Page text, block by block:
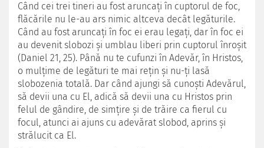
Când cei trei tineri au fost aruncaţi în cuptorul de foc,
flăcările nu le-au ars nimic altceva decât legăturile.
Când au fost aruncaţi în foc ei erau legaţi, dar în foc ei
au devenit slobozi şi umblau liberi prin cuptorul înroşit
(Daniel 21, 25). Până nu te cufunzi în Adevăr, în Hristos,
o mulţime de legături te mai reţin şi nu-ţi lasă
slobozenia totală. Dar când ajungi să cunoşti Adevărul,
să devii una cu El, adică să devii una cu Hristos prin
felul de gândire, de simţire şi de trăire ca fierul cu
focul, atunci ai ajuns cu adevărat slobod, aprins şi
strălucit ca El.